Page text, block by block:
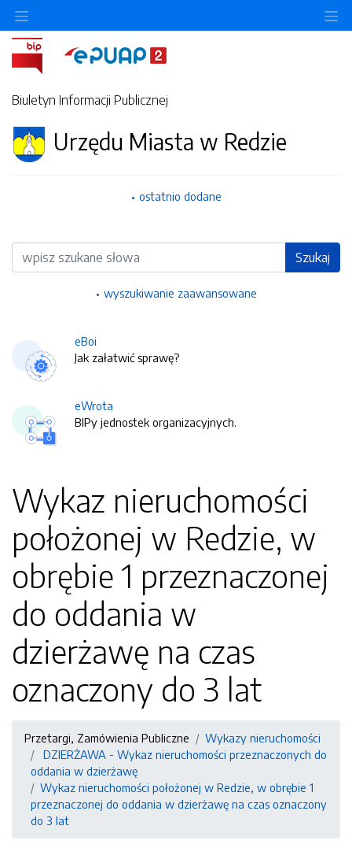
Biuletyn Informacji Publicznej
Urzędu Miasta w Redzie
ostatnio dodane
Wyszukiwarka Szukaj
wyszukiwanie zaawansowane
eBoi
Jak załatwić sprawę?
eWrota
BIPy jednostek organizacyjnych.
Wykaz nieruchomości
położonej w Redzie, w
obrębie 1 przeznaczonej
do oddania w
dzierżawę na czas
oznaczony do 3 lat
Przetargi, Zamówienia Publiczne
Wykazy nieruchomości
DZIERŻAWA - Wykaz nieruchomości przeznaczonych do
oddania w dzierżawę
Wykaz nieruchomości położonej w Redzie, w obrębie 1
przeznaczonej do oddania w dzierżawę na czas oznaczony
do 3 lat